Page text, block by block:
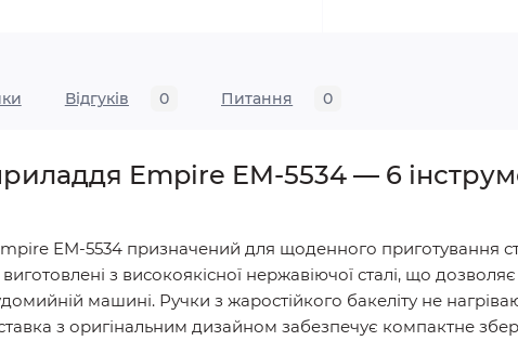
Відгуків 0 Питання 0
Empire EM-5534 — 6
EM-5534 призначений для щоденного приготування
з високоякісної нержавіючої сталі, що
машині. Ручки з жаростійкого бакеліту не
з оригінальним дизайном забезпечує компактне